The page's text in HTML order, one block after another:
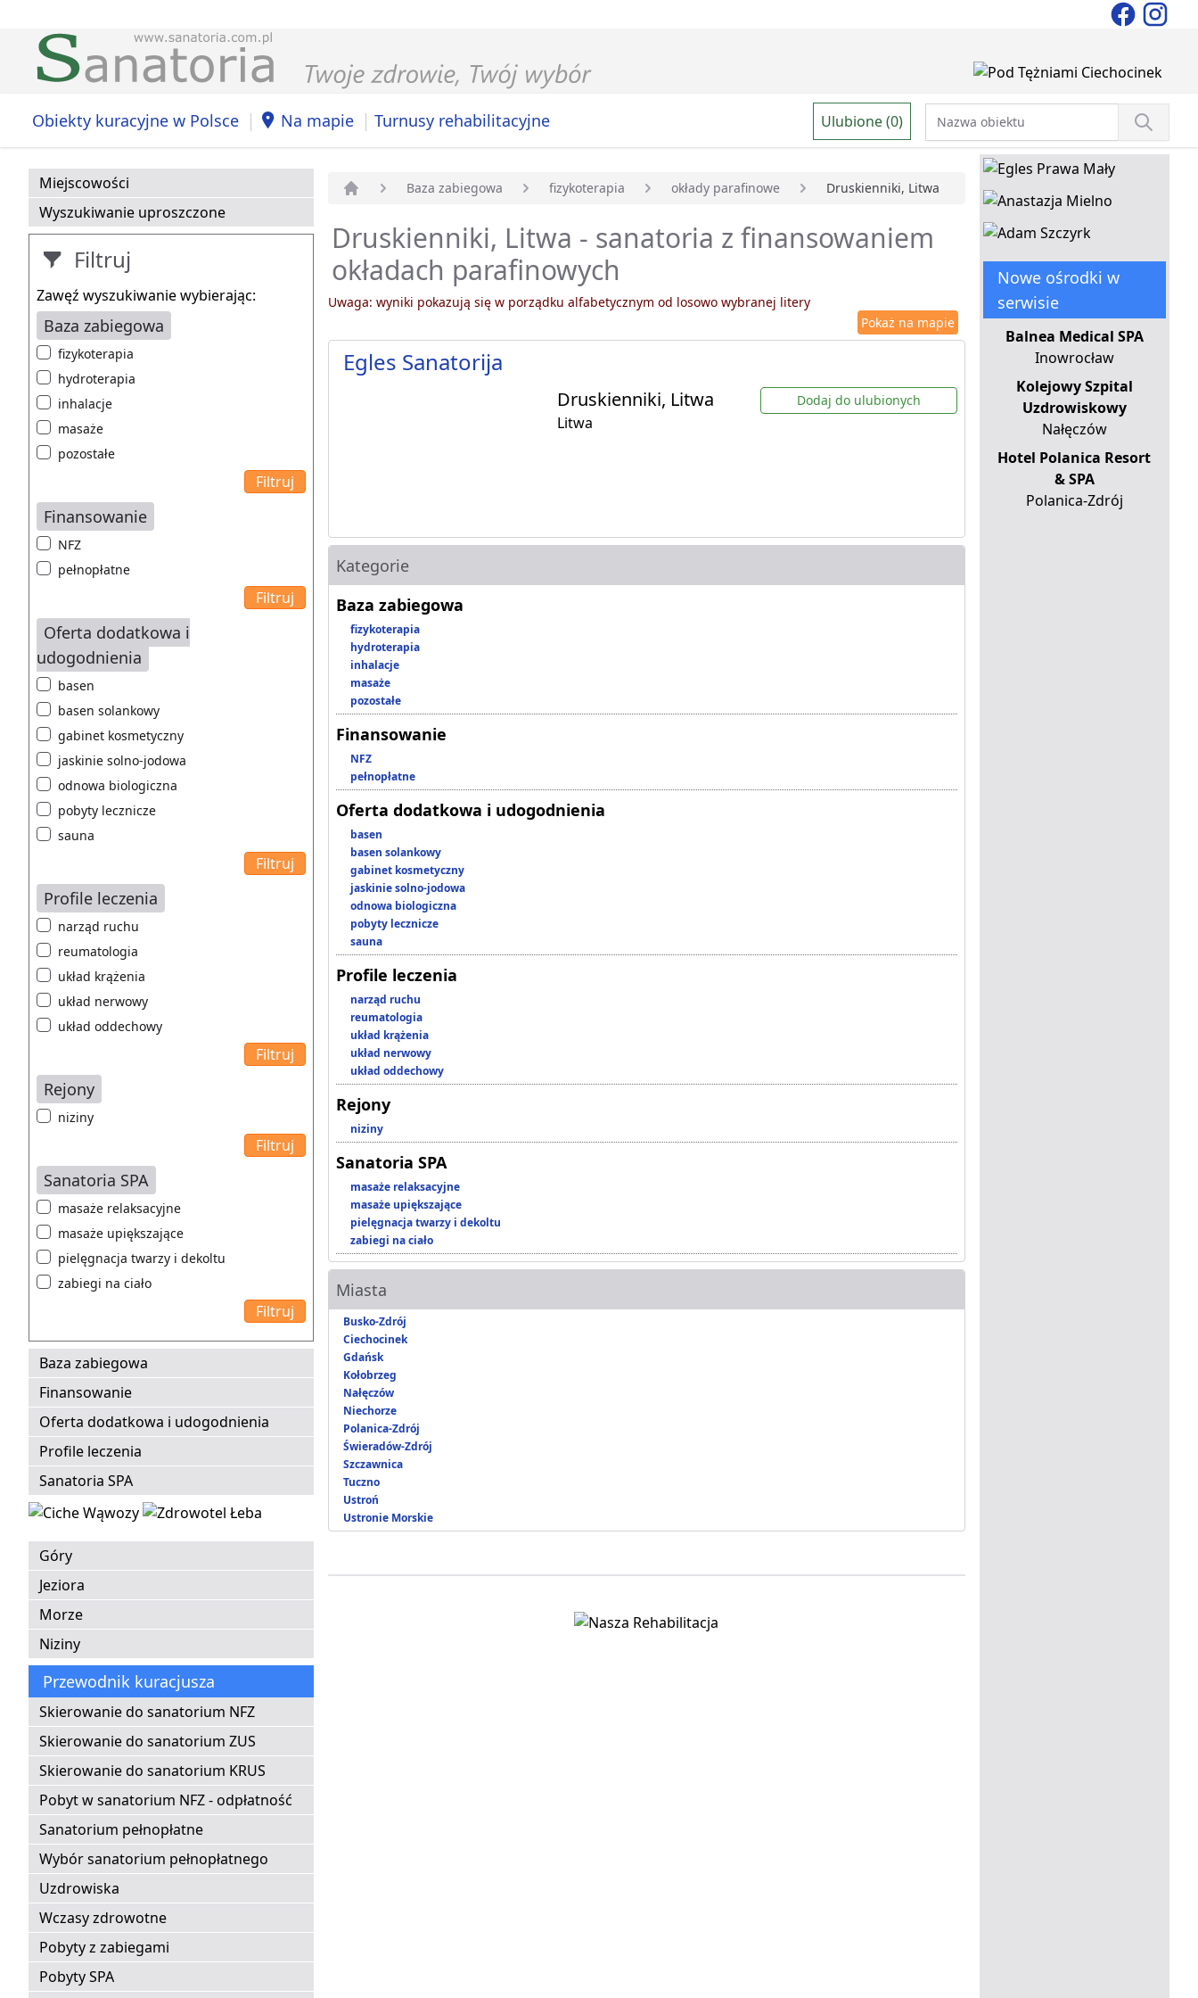
Obiekty kuracyjne w Polsce | Na mapie | Turnusy rehabilitacyjne Ulubione (0)
Miejscowości
Wyszukiwanie uproszczone
Filtruj
Zawęź wyszukiwanie wybierając:
Baza zabiegowa
fizykoterapia
hydroterapia
inhalacje
masaże
pozostałe
Finansowanie
NFZ
pełnopłatne
Oferta dodatkowa i
udogodnienia
basen
basen solankowy
gabinet kosmetyczny
jaskinie solno-jodowa
odnowa biologiczna
pobyty lecznicze
sauna
Profile leczenia
narząd ruchu
reumatologia
układ krążenia
układ nerwowy
układ oddechowy
Rejony
niziny
Sanatoria SPA
masaże relaksacyjne
masaże upiększające
pielęgnacja twarzy i dekoltu
zabiegi na ciało
Baza zabiegowa
Finansowanie
Oferta dodatkowa i udogodnienia
Profile leczenia
Sanatoria SPA
Góry
Jeziora
Morze
Niziny
Przewodnik kuracjusza
Skierowanie do sanatorium NFZ
Skierowanie do sanatorium ZUS
Skierowanie do sanatorium KRUS
Pobyt w sanatorium NFZ - odpłatność
Sanatorium pełnopłatne
Wybór sanatorium pełnopłatnego
Uzdrowiska
Wczasy zdrowotne
Pobyty z zabiegami
Pobyty SPA
Baza zabiegowa fizykoterapia okłady parafinowe Druskienniki, Litwa
Druskienniki, Litwa - sanatoria z finansowaniem
okładach parafinowych
Uwaga: wyniki pokazują się w porządku alfabetycznym od losowo wybranej litery
Pokaż na mapie
Egles Sanatorija
Druskienniki, Litwa
Litwa
Dodaj do ulubionych
Kategorie
Baza zabiegowa
fizykoterapia
hydroterapia
inhalacje
masaże
pozostałe
Finansowanie
NFZ
pełnopłatne
Oferta dodatkowa i udogodnienia
basen
basen solankowy
gabinet kosmetyczny
jaskinie solno-jodowa
odnowa biologiczna
pobyty lecznicze
sauna
Profile leczenia
narząd ruchu
reumatologia
układ krążenia
układ nerwowy
układ oddechowy
Rejony
niziny
Sanatoria SPA
masaże relaksacyjne
masaże upiększające
pielęgnacja twarzy i dekoltu
zabiegi na ciało
Miasta
Busko-Zdrój
Ciechocinek
Gdańsk
Kołobrzeg
Nałęczów
Niechorze
Polanica-Zdrój
Świeradów-Zdrój
Szczawnica
Tuczno
Ustroń
Ustronie Morskie
Nowe ośrodki w
serwisie
Balnea Medical SPA
Inowrocław
Kolejowy Szpital
Uzdrowiskowy
Nałęczów
Hotel Polanica Resort
& SPA
Polanica-Zdrój